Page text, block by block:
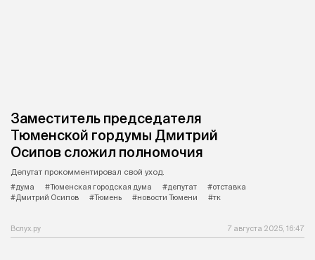
Заместитель председателя
Тюменской гордумы Дмитрий
Осипов сложил полномочия
Депутат прокомментировал свой уход.
#дума
#Тюменская городская дума #депутат
#отставка
#Дмитрий Осипов
#Тюмень #новости Тюмени #тк
Вслух.ру 7 августа 2025, 16:47